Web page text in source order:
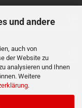
und andere
auch von
der Website zu
analysieren und Ihnen
Weitere
.